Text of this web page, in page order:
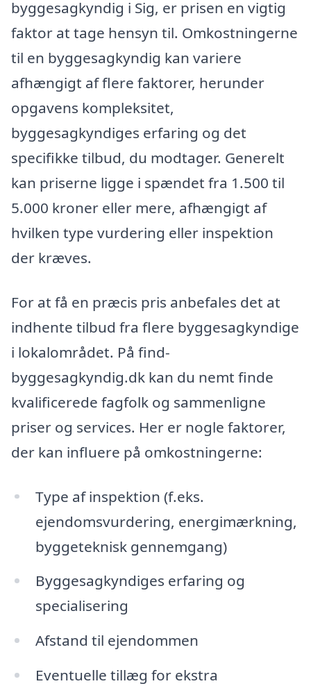
byggesagkyndig i Sig, er prisen en vigtig
faktor at tage hensyn til. Omkostningerne
til en byggesagkyndig kan variere
afhængigt af flere faktorer, herunder
opgavens kompleksitet,
byggesagkyndiges erfaring og det
specifikke tilbud, du modtager. Generelt
kan priserne ligge i spændet fra 1.500 til
5.000 kroner eller mere, afhængigt af
hvilken type vurdering eller inspektion
der kræves.
For at få en præcis pris anbefales det at
indhente tilbud fra flere byggesagkyndige
i lokalområdet. På find-
byggesagkyndig.dk kan du nemt finde
kvalificerede fagfolk og sammenligne
priser og services. Her er nogle faktorer,
der kan influere på omkostningerne:
Type af inspektion (f.eks.
ejendomsvurdering, energimærkning,
byggeteknisk gennemgang)
Byggesagkyndiges erfaring og
specialisering
Afstand til ejendommen
Eventuelle tillæg for ekstra